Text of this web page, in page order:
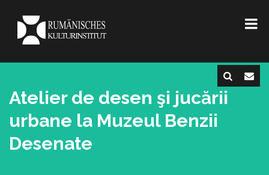
Atelier de desen şi jucării
urbane la Muzeul Benzii
Desenate